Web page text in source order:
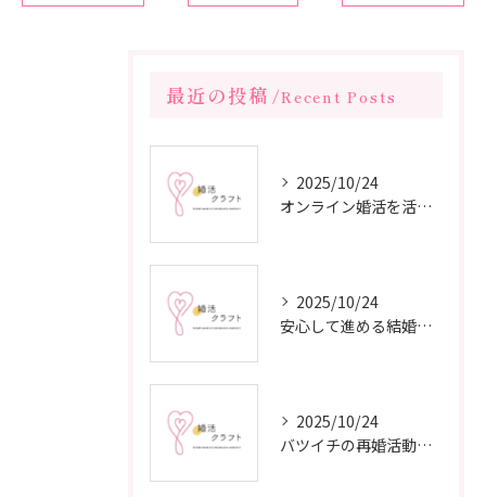
最近の投稿 Recent Posts
2025/10/24
オンライン婚活を活用した短期間成婚の秘訣
2025/10/24
安心して進める結婚相談所の利用法
2025/10/24
バツイチの再婚活動に成功するための戦略